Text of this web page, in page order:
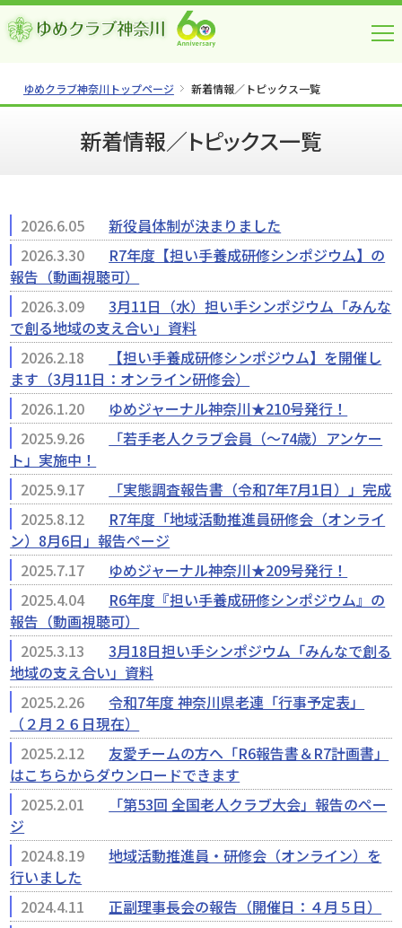
ゆめクラブ神奈川トップページ 新着情報／トピックス一覧
新着情報／トピックス一覧
2026.6.05
新役員体制が決まりました
2026.3.30
R7年度【担い手養成研修シンポジウム】の
報告（動画視聴可）
2026.3.09
3月11日（水）担い手シンポジウム「みんな
で創る地域の支え合い」資料
2026.2.18
【担い手養成研修シンポジウム】を開催し
ます（3月11日：オンライン研修会）
2026.1.20
ゆめジャーナル神奈川★210号発行！
2025.9.26
「若手老人クラブ会員（～74歳）アンケー
ト」実施中！
2025.9.17
「実態調査報告書（令和7年7月1日）」完成
2025.8.12
R7年度「地域活動推進員研修会（オンライ
ン）8月6日」報告ページ
2025.7.17
ゆめジャーナル神奈川★209号発行！
2025.4.04
R6年度『担い手養成研修シンポジウム』の
報告（動画視聴可）
2025.3.13
3月18日担い手シンポジウム「みんなで創る
地域の支え合い」資料
2025.2.26
令和7年度 神奈川県老連「行事予定表」
（２月２６日現在）
2025.2.12
友愛チームの方へ「R6報告書＆R7計画書」
はこちらからダウンロードできます
2025.2.01
「第53回 全国老人クラブ大会」報告のペー
ジ
2024.8.19
地域活動推進員・研修会（オンライン）を
行いました
2024.4.11
正副理事長会の報告（開催日：４月５日）